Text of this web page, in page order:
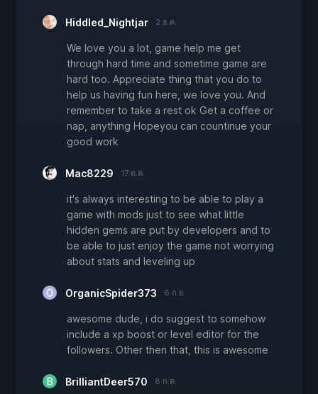
Hiddled_Nightjar 2 ธ.ค.
We love you a lot, game help me get
through hard time and sometime game are
hard too. Appreciate thing that you do to
help us having fun here, we love you. And
remember to take a rest ok Get a coffee or
nap, anything Hopeyou can countinue your
good work
Mac8229 17 ต.ค.
it's always interesting to be able to play a
game with mods just to see what little
hidden gems are put by developers and to
be able to just enjoy the game not worrying
about stats and leveling up
OrganicSpider373 6 ก.ย.
awesome dude, i do suggest to somehow
include a xp boost or level editor for the
followers. Other then that, this is awesome
BrilliantDeer570 8 ก.ค.